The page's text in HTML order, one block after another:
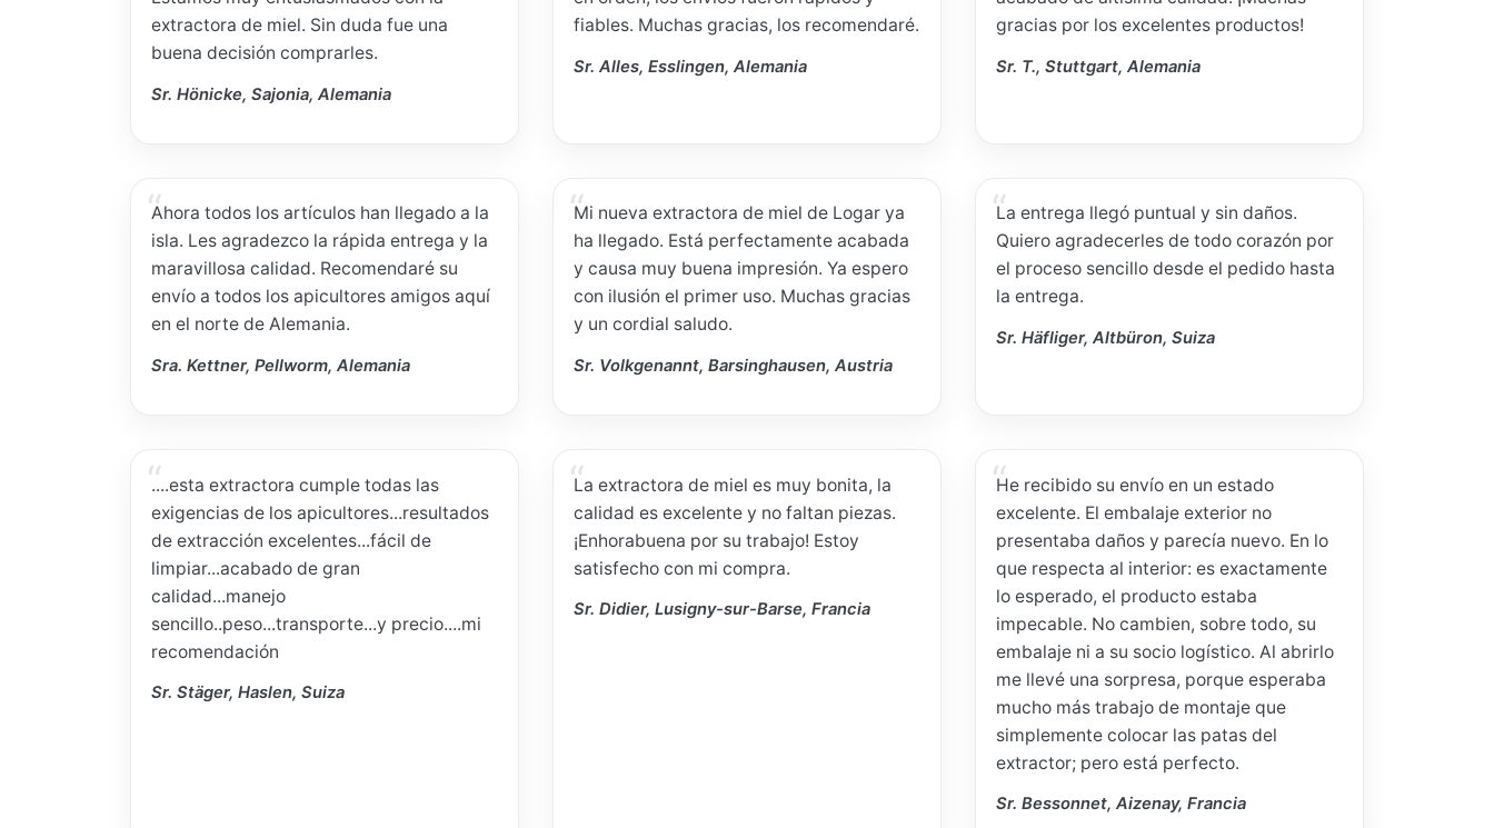
extractora de miel. Sin duda fue una
buena decisión comprarles.
Sr. Hönicke, Sajonia, Alemania
fiables. Muchas gracias, los recomendaré.
Sr. Alles, Esslingen, Alemania
gracias por los excelentes productos!
Sr. T., Stuttgart, Alemania
Ahora todos los artículos han llegado a la
isla. Les agradezco la rápida entrega y la
maravillosa calidad. Recomendaré su
envío a todos los apicultores amigos aquí
en el norte de Alemania.
Sra. Kettner, Pellworm, Alemania
Mi nueva extractora de miel de Logar ya
ha llegado. Está perfectamente acabada
y causa muy buena impresión. Ya espero
con ilusión el primer uso. Muchas gracias
y un cordial saludo.
Sr. Volkgenannt, Barsinghausen, Austria
La entrega llegó puntual y sin daños.
Quiero agradecerles de todo corazón por
el proceso sencillo desde el pedido hasta
la entrega.
Sr. Häfliger, Altbüron, Suiza
....esta extractora cumple todas las
exigencias de los apicultores...resultados
de extracción excelentes...fácil de
limpiar...acabado de gran
calidad...manejo
sencillo..peso...transporte...y precio....mi
recomendación
Sr. Stäger, Haslen, Suiza
La extractora de miel es muy bonita, la
calidad es excelente y no faltan piezas.
¡Enhorabuena por su trabajo! Estoy
satisfecho con mi compra.
Sr. Didier, Lusigny-sur-Barse, Francia
He recibido su envío en un estado
excelente. El embalaje exterior no
presentaba daños y parecía nuevo. En lo
que respecta al interior: es exactamente
lo esperado, el producto estaba
impecable. No cambien, sobre todo, su
embalaje ni a su socio logístico. Al abrirlo
me llevé una sorpresa, porque esperaba
mucho más trabajo de montaje que
simplemente colocar las patas del
extractor; pero está perfecto.
Sr. Bessonnet, Aizenay, Francia